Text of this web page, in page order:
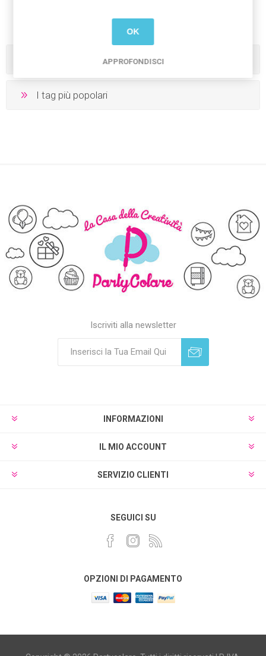
I tag più popolari
Iscriviti alla newsletter
INFORMAZIONI
IL MIO ACCOUNT
SERVIZIO CLIENTI
SEGUICI SU
OPZIONI DI PAGAMENTO
OK
APPROFONDISCI